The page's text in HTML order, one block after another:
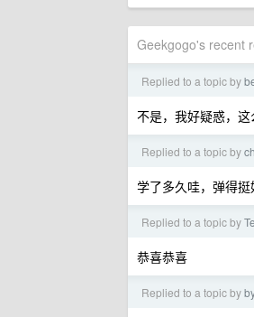
Geekgogo's recent
Replied to a topic by
不是，我好疑惑，这
Replied to a topic by
学了多久哇，弹得挺
Replied to a topic by
恭喜恭喜
Replied to a topic by